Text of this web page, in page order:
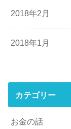
2018年2月
2018年1月
カテゴリー
お金の話